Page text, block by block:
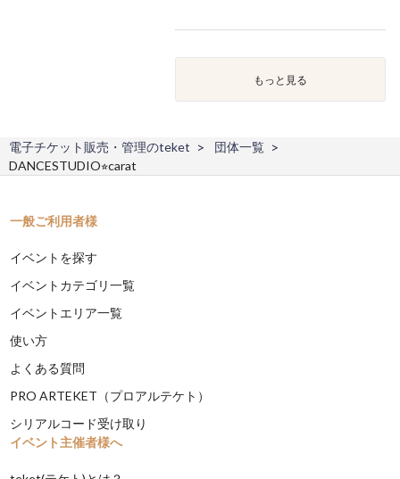
もっと見る
電子チケット販売・管理のteket
団体一覧
DANCESTUDIO⭐︎carat
一般ご利用者様
イベントを探す
イベントカテゴリ一覧
イベントエリア一覧
使い方
よくある質問
PRO ARTEKET（プロアルテケト）
シリアルコード受け取り
イベント主催者様へ